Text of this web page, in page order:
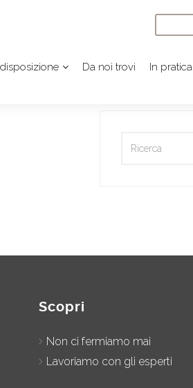
Da noi trovi In pratica
Scopri
Non ci fermiamo mai
Lavoriamo con gli esperti